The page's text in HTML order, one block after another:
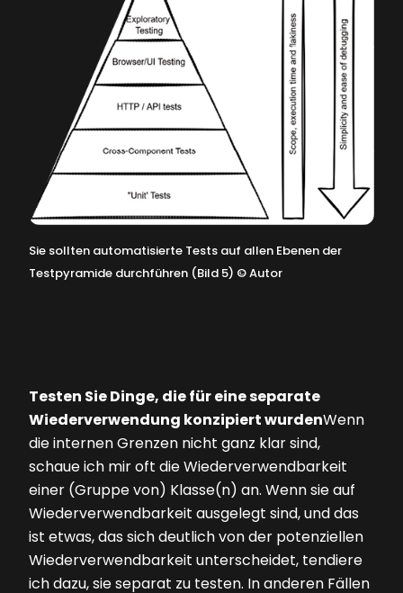
Sie sollten automatisierte Tests auf allen Ebenen der
Testpyramide durchführen (Bild 5) ©Autor
Testen Sie Dinge, die für eine separate
Wiederverwendung konzipiert wurdenWenn
die internen Grenzen nicht ganz klar sind,
schaue ich mir oft die Wiederverwendbarkeit
einer (Gruppe von) Klas­se(n) an. Wenn sie auf
Wiederverwendbarkeit ausgelegt sind, und das
ist etwas, das sich deutlich von der potenziellen
Wiederverwendbarkeit unterscheidet, tendiere
ich dazu, sie separat zu testen. In anderen Fällen